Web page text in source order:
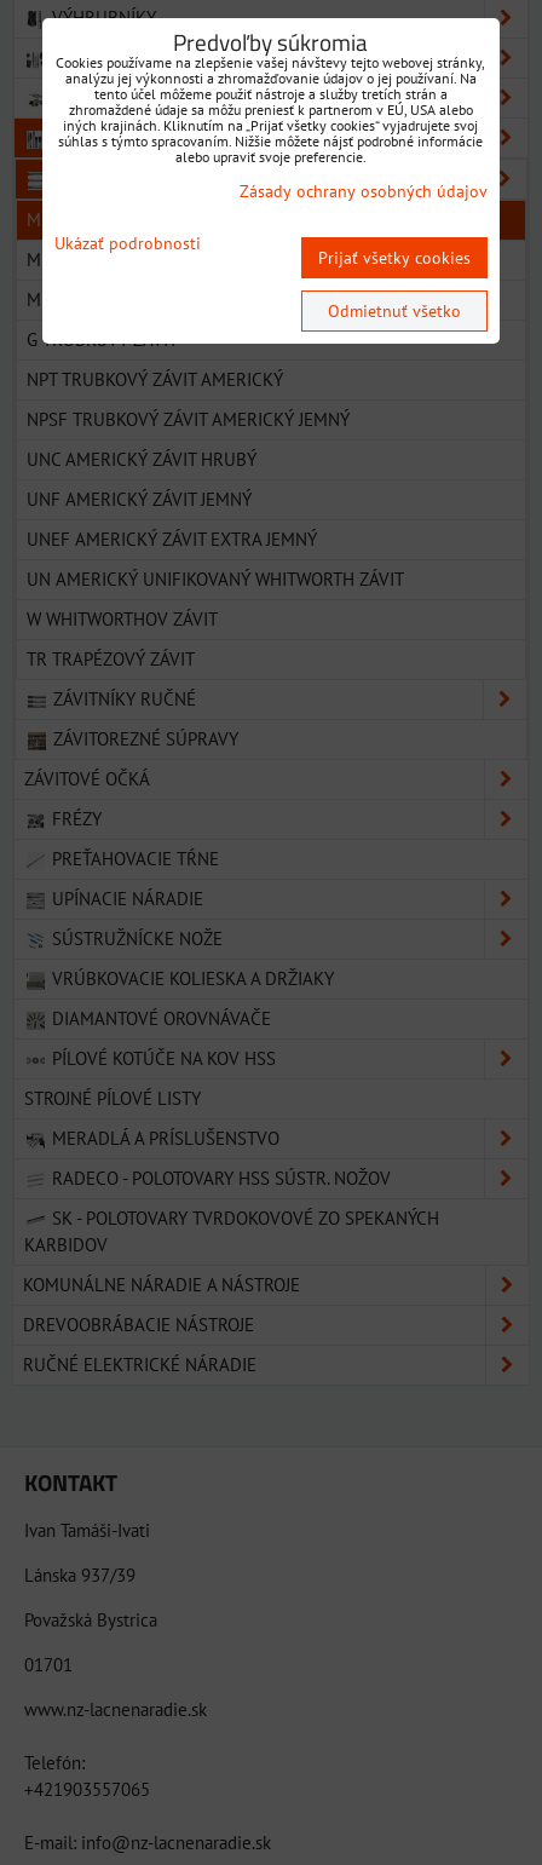
VÝHRUBNÍKY
VÝSTRUŽNÍKY
ZÁHLBNÍKY
ZÁVITNÍKY
M METRICKÝ ZÁVIT ZÁKLADNÝ ROZMER
MF METRICKÝ ZÁVIT JEMNÉ STÚPANIE
M METRICKÝ ZÁVIT TVÁRNIACE ZÁVITNÍKY
G TRUBKOVÝ ZÁVIT
NPT TRUBKOVÝ ZÁVIT AMERICKÝ
NPSF TRUBKOVÝ ZÁVIT AMERICKÝ JEMNÝ
UNC AMERICKÝ ZÁVIT HRUBÝ
UNF AMERICKÝ ZÁVIT JEMNÝ
UNEF AMERICKÝ ZÁVIT EXTRA JEMNÝ
UN AMERICKÝ UNIFIKOVANÝ WHITWORTH ZÁVIT
W WHITWORTHOV ZÁVIT
TR TRAPÉZOVÝ ZÁVIT
ZÁVITNÍKY RUČNÉ
ZÁVITOREZNÉ SÚPRAVY
ZÁVITOVÉ OČKÁ
FRÉZY
PREŤAHOVACIE TŔNE
UPÍNACIE NÁRADIE
SÚSTRUŽNÍCKE NOŽE
VRÚBKOVACIE KOLIESKA A DRŽIAKY
DIAMANTOVÉ OROVNÁVAČE
PÍLOVÉ KOTÚČE NA KOV HSS
STROJNÉ PÍLOVÉ LISTY
MERADLÁ A PRÍSLUŠENSTVO
RADECO - POLOTOVARY HSS SÚSTR. NOŽOV
SK - POLOTOVARY TVRDOKOVOVÉ ZO SPEKANÝCH
KARBIDOV
KOMUNÁLNE NÁRADIE A NÁSTROJE
DREVOOBRÁBACIE NÁSTROJE
RUČNÉ ELEKTRICKÉ NÁRADIE
KONTAKT
Ivan Tamáši-Ivati
Lánska 937/39
Považská Bystrica
01701
www.nz-lacnenaradie.sk
Telefón:
+421903557065
E-mail: info@nz-lacnenaradie.sk
Predvoľby súkromia
Cookies používame na zlepšenie vašej návštevy tejto webovej stránky,
analýzu jej výkonnosti a zhromažďovanie údajov o jej používaní. Na
tento účel môžeme použiť nástroje a služby tretích strán a
zhromaždené údaje sa môžu preniesť k partnerom v EÚ, USA alebo
iných krajinách. Kliknutím na „Prijať všetky cookies“ vyjadrujete svoj
súhlas s týmto spracovaním. Nižšie môžete nájsť podrobné informácie
alebo upraviť svoje preferencie.
Zásady ochrany osobných údajov
Ukázať podrobnosti
Prijať všetky cookies
Odmietnuť všetko